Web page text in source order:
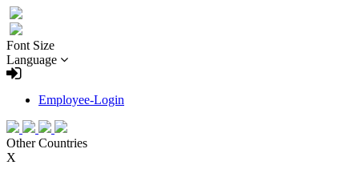
Font Size
Language
Employee-Login
Other Countries
X